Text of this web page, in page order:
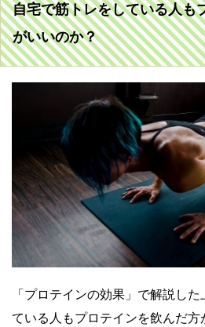
自宅で筋トレをしている人も
がいいのか？
「プロテインの効果」で解説し
ている人もプロテインを飲んだ方